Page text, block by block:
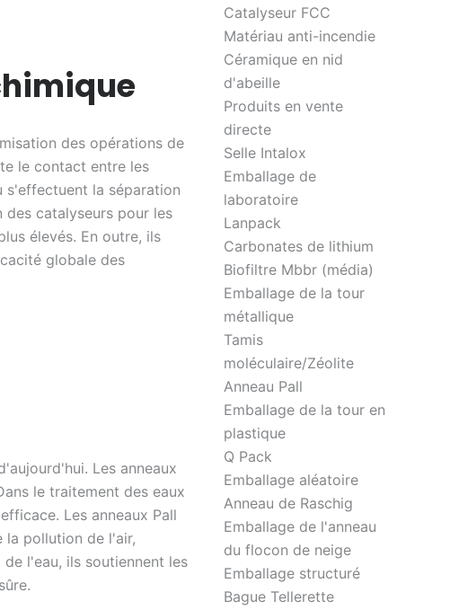
des opérations de
le contact entre les
la séparation
des catalyseurs pour les
élevés. En outre, ils
globale des
Les anneaux
le traitement des eaux
Les anneaux Pall
la pollution de l'air,
l'eau, ils soutiennent les
Catalyseur FCC
Matériau anti-incendie
Céramique en nid
d'abeille
Produits en vente
directe
Selle Intalox
Emballage de
laboratoire
Lanpack
Carbonates de lithium
Biofiltre Mbbr (média)
Emballage de la tour
métallique
Tamis
moléculaire/Zéolite
Anneau Pall
Emballage de la tour en
plastique
Q Pack
Emballage aléatoire
Anneau de Raschig
Emballage de l'anneau
du flocon de neige
Emballage structuré
Bague Tellerette